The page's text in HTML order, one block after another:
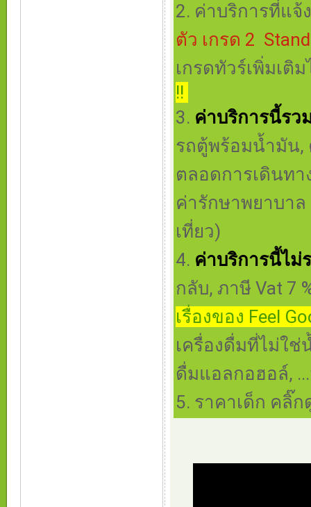
2. ค่าบริการที่แจ้
ตัว เกรด 2
เกรดทัวร์เพิ่มเติ
!!
3. ค่าบริการนี้รว
รถตู้พร้อมน้ำมัน,
ตลอดการเดินทา
ค่ารักษาพยาบา
เที่ยว)
4. ค่าบริการนี้ไม่
กลับ, ภาษี Vat 7
เรื่องของ Feel
เครื่องดื่มที่ไม่ใช่
ดื่มแอลกอฮอล์,
5. ราคาเด็ก คลิ๊